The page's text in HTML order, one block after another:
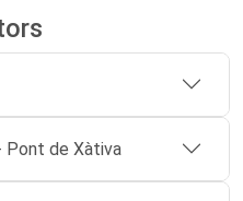
Pont de Xàtiva